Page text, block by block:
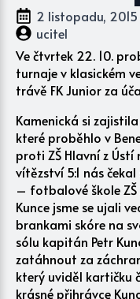
2 listopadu, 2015
ucitel
Ve čtvrtek 22. 10.
turnaje v klasickém
trávě FK Junior za
Kamenická si
které proběhlo v
proti ZŠ Hlavní z Ústí
vítězství 5:1 nás
– fotbalové škole ZŠ
Kunce jsme se ujali
brankami skóre na
sólu kapitán Petr
zatáhnout za
který uviděl kartičku
krásné přihrávce